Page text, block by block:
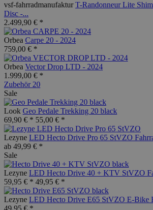
vsf-fahrradmanufaktur T-Randonneur Lite
Disc -...
2.499,90 € *
Orbea Carpe 20 - 2024
759,00 € *
Orbea Vector Drop LTD - 2024
1.999,00 € *
Zubehör 20
Sale
Look Geo Pedale Trekking 20 black
69,90 € * 55,00 € *
Lezyne LED Hecto Drive Pro 65 StVZO
ab 49,99 € *
Sale
Lezyne LED Hecto Drive 40 + KTV StVZO
59,95 € * 49,95 € *
Lezyne LED Hecto Drive E65 StVZO E-Bike
49,95 € *